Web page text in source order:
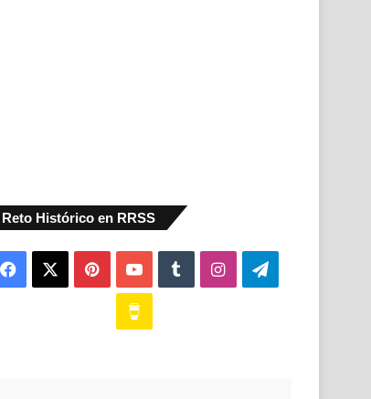
Reto Histórico en RRSS
Facebook PinterestYouTubeTumblrInstagramTelegram